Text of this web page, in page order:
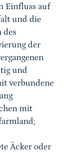
Einfluss auf
und die
des
der
und
verbundene
mit
Äcker oder